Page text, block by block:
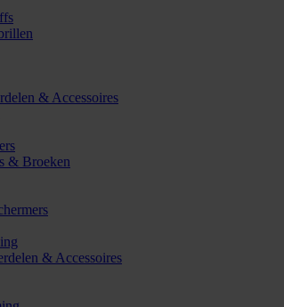
& Accessoires
& Broeken
& Accessoires